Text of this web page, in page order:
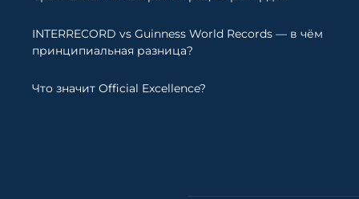
INTERRECORD vs Guinness World Records — в чём
принципиальная разница?
Что значит Official Excellence?